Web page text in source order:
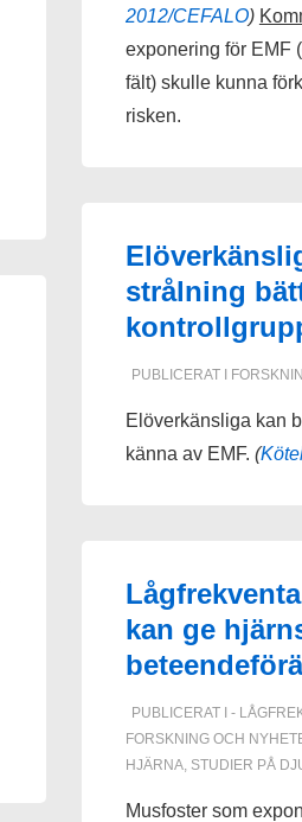
2012/CEFALO)
exponering för EMF
fält) skulle kunna
risken.
strålning
PUBLICERAT I
Elöverkänsliga kan
känna av EMF. (
kan ge
PUBLICERAT I -
FORSKNING OCH
HJÄRNA, STUDIER PÅ
Musfoster som